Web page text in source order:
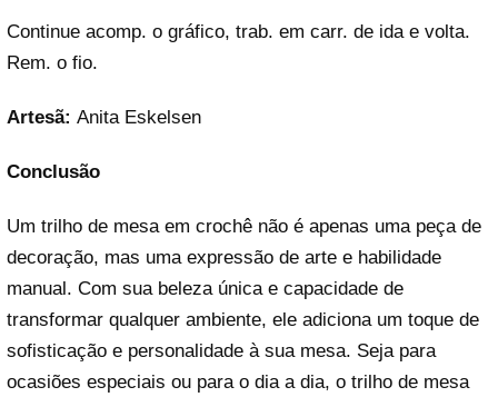
Continue acomp. o gráfico, trab. em carr. de ida e volta.
Rem. o fio.
Artesã: Anita Eskelsen
Conclusão
Um trilho de mesa em crochê não é apenas uma peça de
decoração, mas uma expressão de arte e habilidade
manual. Com sua beleza única e capacidade de
transformar qualquer ambiente, ele adiciona um toque de
sofisticação e personalidade à sua mesa. Seja para
ocasiões especiais ou para o dia a dia, o trilho de mesa